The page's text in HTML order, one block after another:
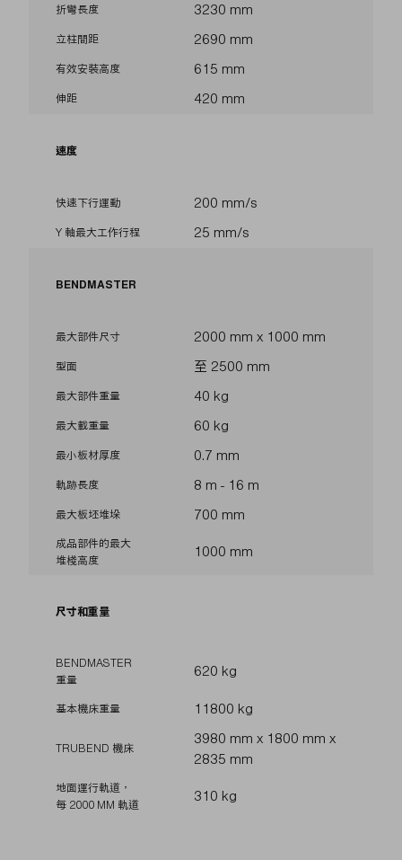
折彎長度 3230 mm
立柱間距 2690 mm
有效安裝高度 615 mm
伸距 420 mm
速度
快速下行運動 200 mm/s
Y 軸最大工作行程 25 mm/s
BENDMASTER
最大部件尺寸 2000 mm x 1000 mm
型面 至 2500 mm
最大部件重量 40 kg
最大載重量 60 kg
最小板材厚度 0.7 mm
軌跡長度 8 m - 16 m
最大板坯堆垛 700 mm
成品部件的最大
堆棧高度
1000 mm
尺寸和重量
BENDMASTER
重量
620 kg
基本機床重量 11800 kg
TRUBEND 機床
3980 mm x 1800 mm x
2835 mm
地面運行軌道，
每 2000 MM 軌道
310 kg